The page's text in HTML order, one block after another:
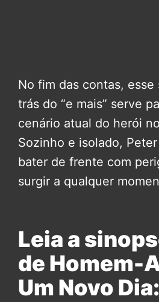
No fim das contas, esse
trás do “e mais” serve
cenário atual do herói
Sozinho e isolado,
bater de frente com
surgir a qualquer
Leia a
de Homem-
Um Novo Dia: